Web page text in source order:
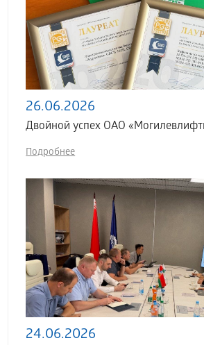
26.06.2026
Двойной успех ОАО
Подробнее
24.06.2026